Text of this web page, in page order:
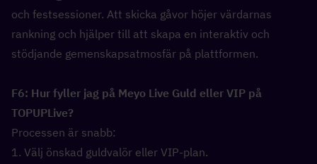
och festsessioner. Att skicka gåvor höjer värdarnas
rankning och hjälper till att skapa en interaktiv och
stödjande gemenskapsatmosfär på plattformen.
F6: Hur fyller jag på Meyo Live Guld eller VIP på
TOPUPLive?
Processen är snabb:
1. Välj önskad guldvalör eller VIP-plan.